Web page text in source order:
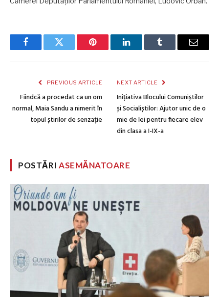
FacebookTwitter Pinterest LinkedInTumblr Email
PREVIOUS ARTICLE
Fiindcă a procedat ca un om
normal, Maia Sandu a nimerit în
topul știrilor de senzație
NEXT ARTICLE
Inițiativa Blocului Comuniștilor
și Socialiștilor: Ajutor unic de o
mie de lei pentru fiecare elev
din clasa a I-IX-a
POSTĂRIASEMĂNATOARE